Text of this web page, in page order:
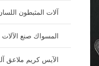
آلات المثبطون
المسواك صنع الآلات
الآيس كريم ملاعق